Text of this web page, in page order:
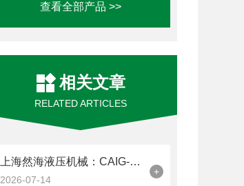
查看全部产品 >>
相关文章
RELATED ARTICLES
上海然海液压机械：CAIG-LGN抗衡阀的品质之选——实测数据解析
2026-07-14
+